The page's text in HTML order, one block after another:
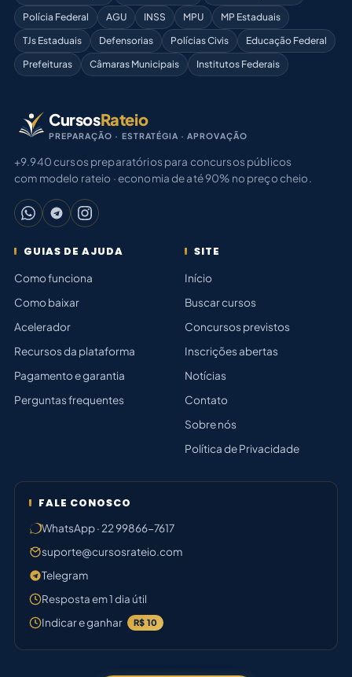
Polícia Federal
AGU INSS MPU
MP Estaduais
TJs Estaduais
Defensorias Polícias Civis
Educação Federal
Prefeituras
Câmaras Municipais Institutos Federais
CursosRateio
PREPARAÇÃO · ESTRATÉGIA · APROVAÇÃO
+9.940 cursos preparatórios para concursos públicos
com modelo rateio · economia de até 90% no preço cheio.
GUIAS DE AJUDA
Como funciona
Como baixar
Acelerador
Recursos da plataforma
Pagamento e garantia
Perguntas frequentes
SITE
Início
Buscar cursos
Concursos previstos
Inscrições abertas
Notícias
Contato
Sobre nós
Política de Privacidade
FALE CONOSCO
WhatsApp · 22 99866-7617
suporte@cursosrateio.com
Telegram
Resposta em 1 dia útil
Indicar e ganhar
R$ 10